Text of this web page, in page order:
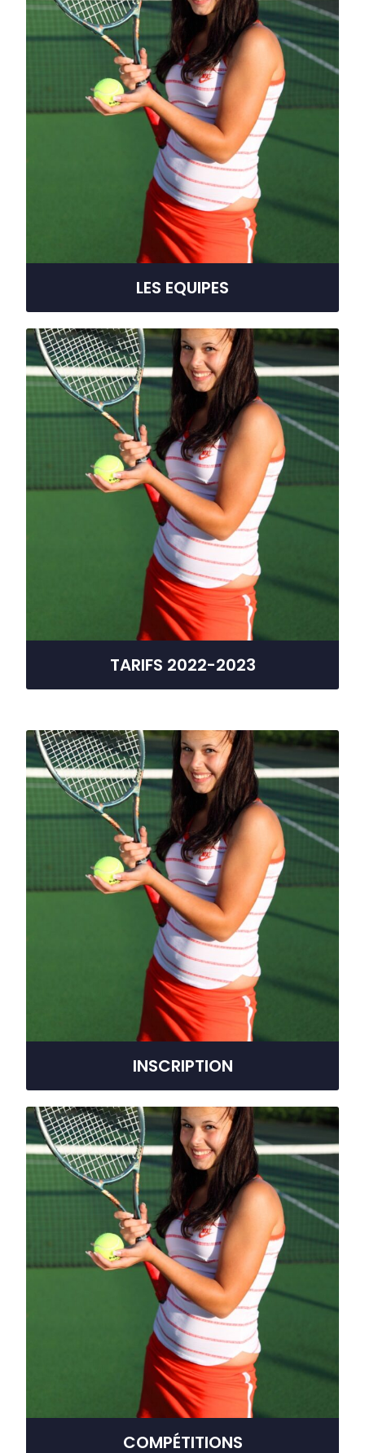
LES EQUIPES
TARIFS 2022-2023
INSCRIPTION
COMPÉTITIONS